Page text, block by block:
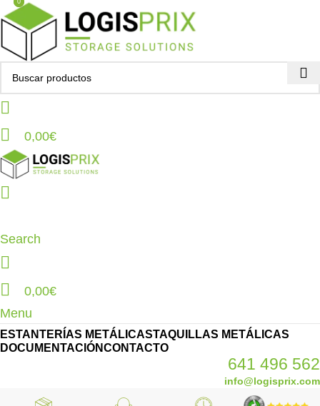
0
0,00€
Search
0
0,00€
Menu
ESTANTERÍAS METÁLICASTAQUILLAS METÁLICAS
DOCUMENTACIÓNCONTACTO
641 496 562
info@logisprix.com